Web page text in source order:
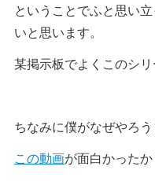
ということでふと思い
いと思います。
某掲示板でよくこのシリ
ちなみに僕がなぜやろう
この動画が面白かったか